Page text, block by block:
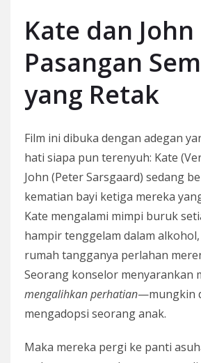
Kate dan John
Pasangan
yang Retak
Film ini dibuka dengan adegan
hati siapa pun terenyuh: Kate
John (Peter Sarsgaard) sedang
kematian bayi ketiga mereka
Kate mengalami mimpi buruk
hampir tenggelam dalam
rumah tangganya perlahan
Seorang konselor menyarankan
mengalihkan perhatian—mungkin
mengadopsi seorang anak.
Maka mereka pergi ke panti